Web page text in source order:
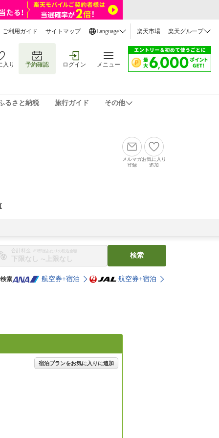
ご利用ガイド サイトマップ Language 楽天市場 楽天グループ
入り 予約確認 ログイン メニュー
るさと納税 旅行ガイド その他
メルマガ
登録
お気に入り
追加
合計料金 ※1部屋あたりの税込金額
〜
検索
索 航空券+宿泊 航空券+宿泊
宿泊プランをお気に入りに追加